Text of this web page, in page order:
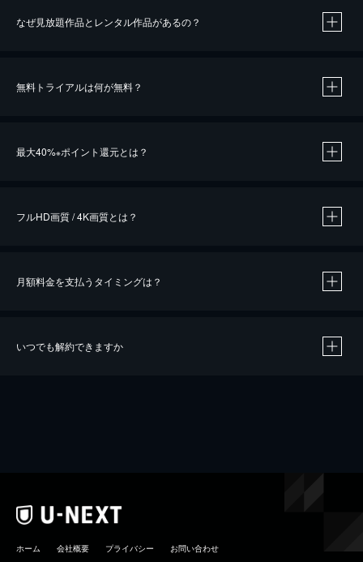
なぜ見放題作品とレンタル作品があるの？
無料トライアルは何が無料？
最大40%※ポイント還元とは？
※40％ポイント還元の対象は、クレジットカード決済による作品の購入 / レンタルです。
iOSアプリのUコイン決済による作品の購入 / レンタルは、20％のポイント還元です。
フルHD画質 / 4K画質とは？
月額料金を支払うタイミングは？
いつでも解約できますか
ホーム 会社概要 プライバシー お問い合わせ